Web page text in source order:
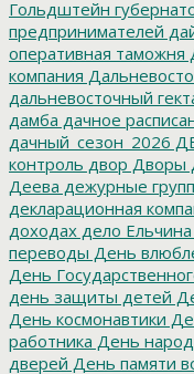
Гольдштейн
предпринимателей
оперативная таможня
компания
дальневосточный
дамба дачное
дачный_сезон_2026
контроль двор Дворы
Деева дежурные
декларационная
доходах дело Ельчина
переводы День
День
день защиты детей
День космонавтики
работника День
дверей День памяти